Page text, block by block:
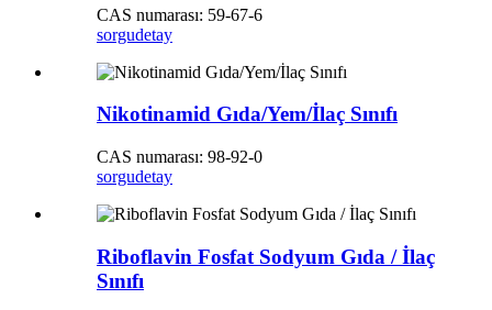
CAS numarası: 59-67-6
sorgudetay
Nikotinamid Gıda/Yem/İlaç Sınıfı
CAS numarası: 98-92-0
sorgudetay
Riboflavin Fosfat Sodyum Gıda / İlaç
Sınıfı